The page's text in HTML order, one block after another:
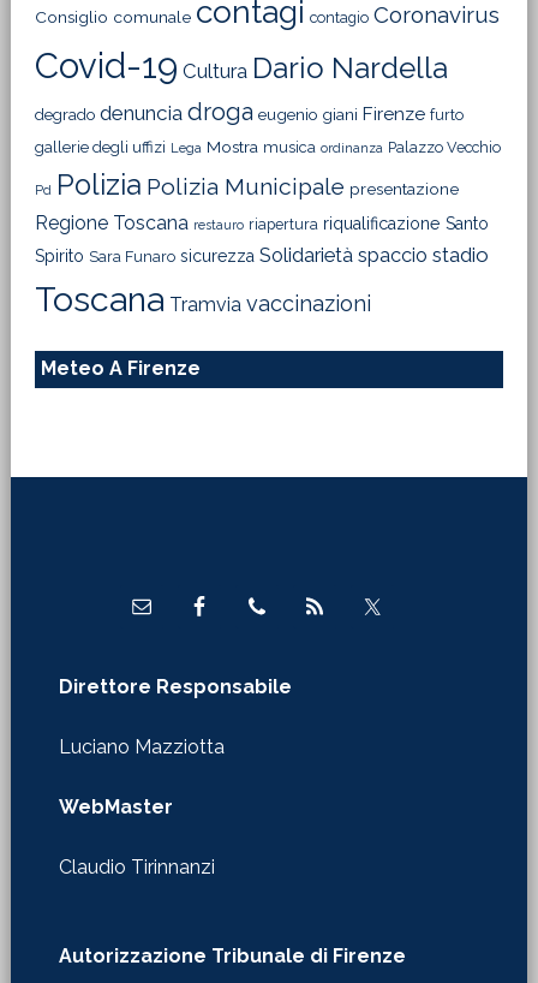
Consiglio comunale contagi contagio Coronavirus
Covid-19 Cultura Dario Nardella
degrado denuncia droga eugenio giani Firenze furto
gallerie degli uffizi Lega Mostra musica ordinanza Palazzo Vecchio
Pd Polizia Polizia Municipale presentazione
Regione Toscana restauro riapertura riqualificazione Santo
Spirito Sara Funaro sicurezza Solidarietà spaccio stadio
Toscana Tramvia vaccinazioni
Meteo A Firenze
Direttore Responsabile
Luciano Mazziotta
WebMaster
Claudio Tirinnanzi
Autorizzazione Tribunale di Firenze